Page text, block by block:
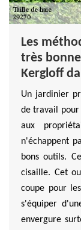
Les
très
Kergloff
Un jardinier
de travail
aux
n'échappent
bons outils.
cisaille. Cet
coupe pour
s'équiper
envergure